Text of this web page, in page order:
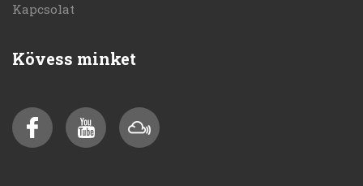
Kapcsolat
Kövess minket